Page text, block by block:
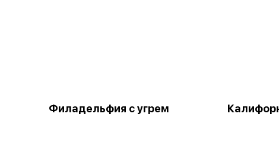
Филадельфия с угрем